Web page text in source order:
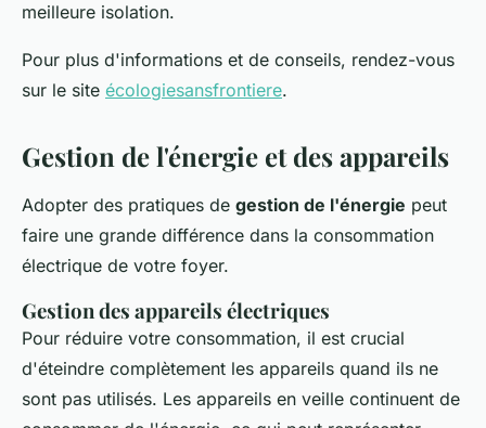
meilleure isolation.
Pour plus d'informations et de conseils, rendez-vous
sur le site écologiesansfrontiere.
Gestion de l'énergie et des appareils
Adopter des pratiques de gestion de l'énergie peut
faire une grande différence dans la consommation
électrique de votre foyer.
Gestion des appareils électriques
Pour réduire votre consommation, il est crucial
d'éteindre complètement les appareils quand ils ne
sont pas utilisés. Les appareils en veille continuent de